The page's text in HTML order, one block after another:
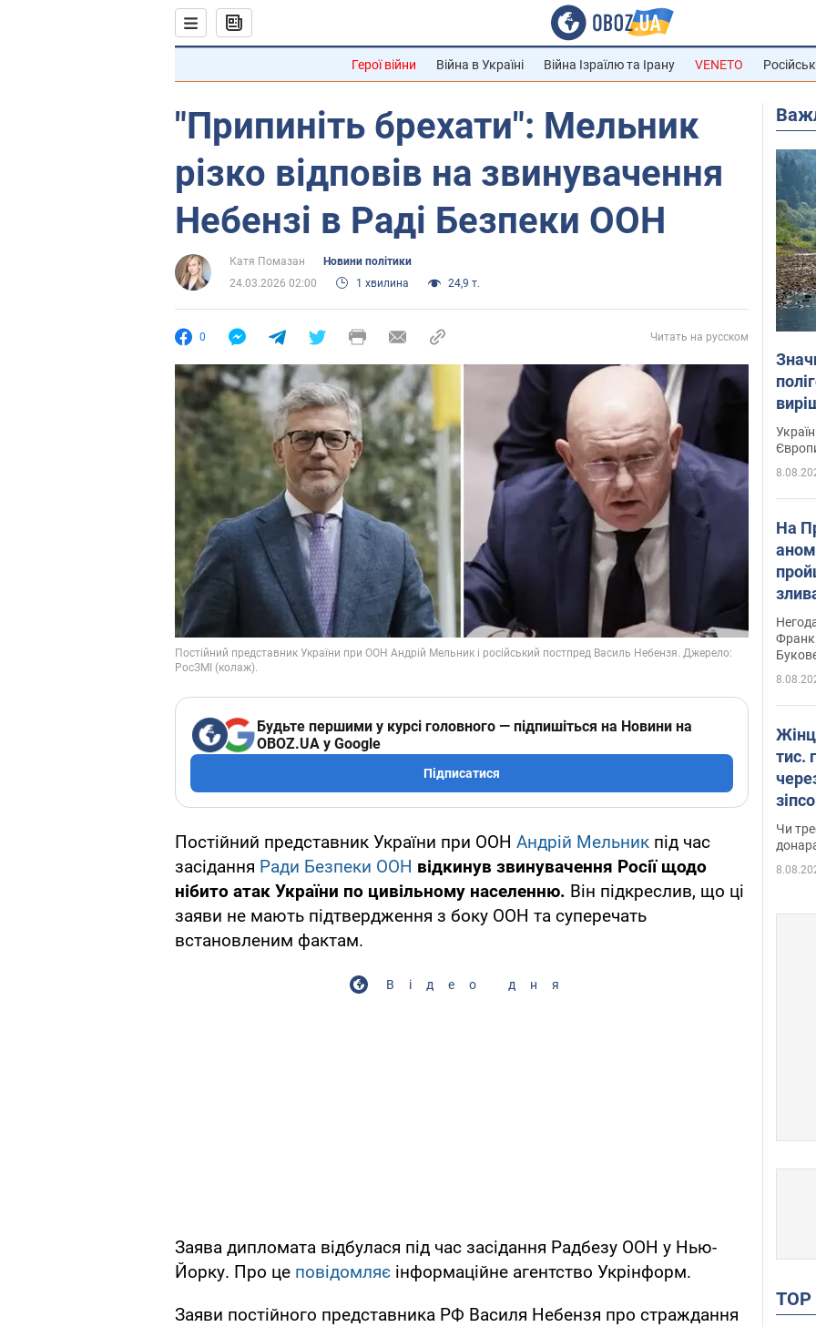
Герої війни Війна в Україні Війна Ізраїлю та Ірану VENETO
"Припиніть брехати": Мельник
різко відповів на звинувачення
Небензі в Раді Безпеки ООН
Катя Помазан
Новини політики
24.03.2026 02:00
1 хвилина 24,9 т.
0 Читать на русском
Будьте першими у курсі головного — підпишіться на Новини на
OBOZ.UA у Google
Підписатися
Постійний представник України при ООН Андрій Мельник під час
засідання Ради Безпеки ООН відкинув звинувачення Росії щодо
нібито атак України по цивільному населенню. Він підкреслив, що ці
заяви не мають підтвердження з боку ООН та суперечать
встановленим фактам.
Відео дня
Заява дипломата відбулася під час засідання Радбезу ООН у Нью-
Йорку. Про це повідомляє інформаційне агентство Укрінформ.
Заяви постійного представника РФ Василя Небензя про страждання
На
тис.
Чи